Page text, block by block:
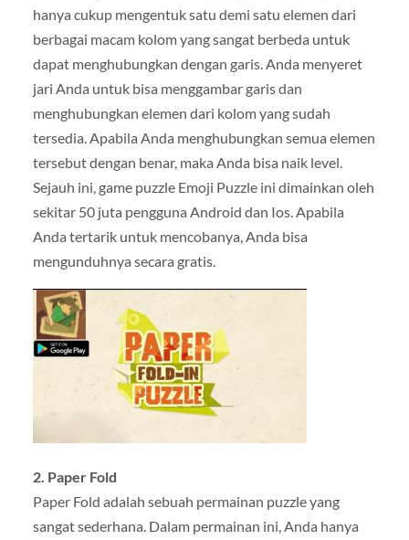
hanya cukup mengentuk satu demi satu elemen dari
berbagai macam kolom yang sangat berbeda untuk
dapat menghubungkan dengan garis. Anda menyeret
jari Anda untuk bisa menggambar garis dan
menghubungkan elemen dari kolom yang sudah
tersedia. Apabila Anda menghubungkan semua elemen
tersebut dengan benar, maka Anda bisa naik level.
Sejauh ini, game puzzle Emoji Puzzle ini dimainkan oleh
sekitar 50 juta pengguna Android dan Ios. Apabila
Anda tertarik untuk mencobanya, Anda bisa
mengunduhnya secara gratis.
2. Paper Fold
Paper Fold adalah sebuah permainan puzzle yang
sangat sederhana. Dalam permainan ini, Anda hanya